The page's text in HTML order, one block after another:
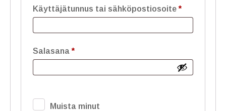
Käyttäjätunnus tai sähköpostiosoite*Vaaditaan
Salasana*Vaaditaan
Muista minut